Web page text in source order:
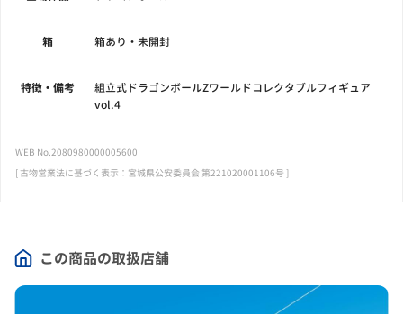
この商品の取扱店舗
箱 箱あり・未開封
特徴・備考
組立式ドラゴンボールZワールドコレクタブルフィギュア
vol.4
WEB No.2080980000005600
[ 古物営業法に基づく表示：宮城県公安委員会 第221020001106号 ]